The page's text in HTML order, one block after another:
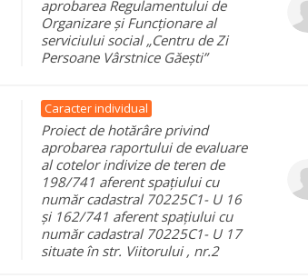
aprobarea Regulamentului de
Organizare și Funcționare al
serviciului social „Centru de Zi
Persoane Vârstnice Găești”
Caracter individual
Proiect de hotărâre privind
aprobarea raportului de evaluare
al cotelor indivize de teren de
198/741 aferent spațiului cu
număr cadastral 70225C1- U 16
și 162/741 aferent spațiului cu
număr cadastral 70225C1- U 17
situate în str. Viitorului , nr.2